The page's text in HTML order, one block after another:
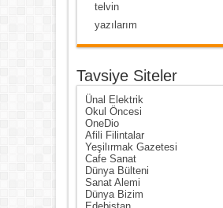
telvin
yazılarım
Tavsiye Siteler
Ünal Elektrik
Okul Öncesi
OneDio
Afili Filintalar
Yeşilırmak Gazetesi
Cafe Sanat
Dünya Bülteni
Sanat Alemi
Dünya Bizim